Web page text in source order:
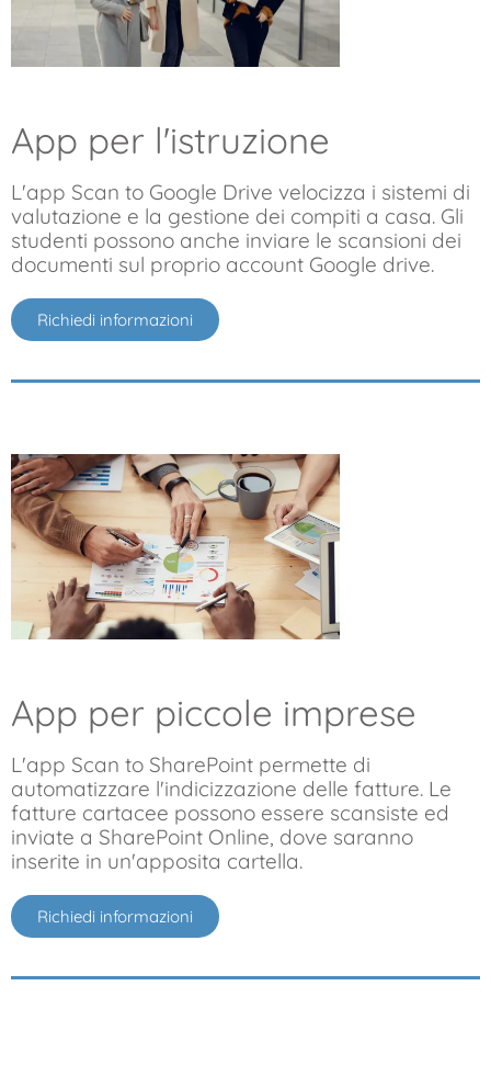
App per l'istruzione
L'app Scan to Google Drive velocizza i sistemi di
valutazione e la gestione dei compiti a casa. Gli
studenti possono anche inviare le scansioni dei
documenti sul proprio account Google drive.
Richiedi informazioni
App per piccole imprese
L'app Scan to SharePoint permette di
automatizzare l'indicizzazione delle fatture. Le
fatture cartacee possono essere scansiste ed
inviate a SharePoint Online, dove saranno
inserite in un'apposita cartella.
Richiedi informazioni